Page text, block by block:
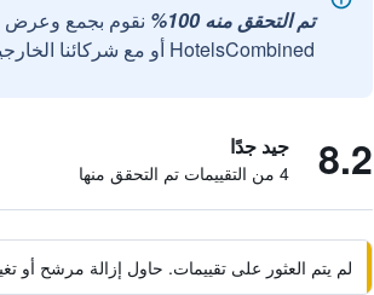
تم التحقق منه 100%
نقوم بجمع وعرض
HotelsCombined أو مع شركائنا الخارجيين الموثوقين.
8.2 جيد جدًا
4 من التقييمات تم التحقق منها
لم يتم العثور على تقييمات. حاول إزالة مرشح